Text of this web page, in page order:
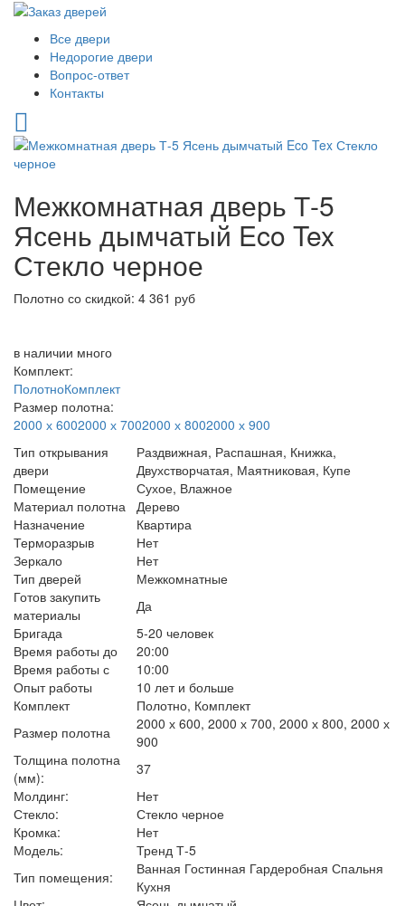
Все двери
Недорогие двери
Вопрос-ответ
Контакты
Межкомнатная дверь Т-5
Ясень дымчатый Eco Tex
Стекло черное
Полотно со скидкой: 4 361 руб
в наличии много
Комплект:
ПолотноКомплект
Размер полотна:
2000 х 6002000 х 7002000 х 8002000 х 900
Тип открывания
двери
Раздвижная, Распашная, Книжка,
Двухстворчатая, Маятниковая, Купе
Помещение
Сухое, Влажное
Материал полотна Дерево
Назначение
Квартира
Терморазрыв
Нет
Зеркало
Нет
Тип дверей
Межкомнатные
Готов закупить
материалы
Да
Бригада
5-20 человек
Время работы до
20:00
Время работы с
10:00
Опыт работы
10 лет и больше
Комплект
Полотно, Комплект
Размер полотна
2000 х 600, 2000 х 700, 2000 х 800, 2000 х
900
Толщина полотна
(мм):
37
Молдинг:
Нет
Стекло:
Стекло черное
Кромка:
Нет
Модель:
Тренд Т-5
Тип помещения:
Ванная Гостинная Гардеробная Спальня
Кухня